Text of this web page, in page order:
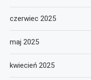
czerwiec 2025
maj 2025
kwiecień 2025